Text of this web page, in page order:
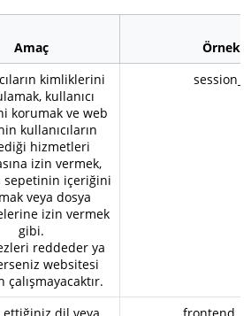
Amaç
kimliklerini
kullanıcı
korumak ve web
kullanıcıların
hizmetleri
izin vermek,
sepetinin içeriğini
veya dosya
izin vermek
gibi.
reddeder ya
websitesi
çalışmayacaktır.